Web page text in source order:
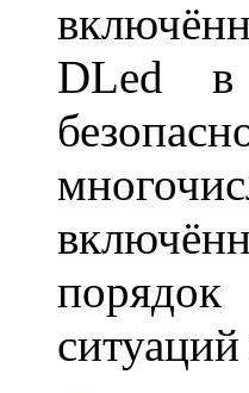
DLed в